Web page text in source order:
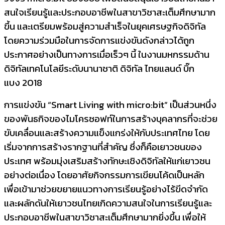
สนใจเรียนรู้และประกอบอาชีพในสาขาวิชาสะเต็มศึกษามาก
ขึ้น และเตรียมพร้อมสู่ความสำเร็จในยุคเศรษฐกิจดิจิทัล
โดยความร่วมมือในการจัดการแข่งขันดังกล่าวได้ถูก
ประกาศอย่างเป็นทางการเมื่อเร็วๆ นี้ ในงานมหกรรมด้าน
ดิจิทัลเทคโนโลยีระดับนานาชาติ ดิจิทัล ไทยแลนด์ บิ๊ก
แบง 2018
การแข่งขัน “Smart Living with micro:bit” เป็นส่วนหนึ่ง
ของพันธกิจของไมโครซอฟท์ในการสร้างบุคลากรที่จะช่วย
ขับเคลื่อนและสร้างความแข็งแกร่งให้กับประเทศไทย โดย
เริ่มจากการสร้างรากฐานที่สำคัญ ซึ่งก็คือเยาวชนของ
ประเทศ พร้อมมุ่งเสริมสร้างทักษะเชิงดิจิทัลให้แก่เยาวชน
อย่างต่อเนื่อง โดยอาศัยกิจกรรมการเขียนโค้ดเป็นหลัก
เพื่อเข้ามาช่วยขยายแนวทางการเรียนรู้อย่างไร้ขีดจำกัด
และผลักดันให้เยาวชนไทยเกิดความสนใจในการเรียนรู้และ
ประกอบอาชีพในสาขาวิชาสะเต็มศึกษามากยิ่งขึ้น เพื่อให้